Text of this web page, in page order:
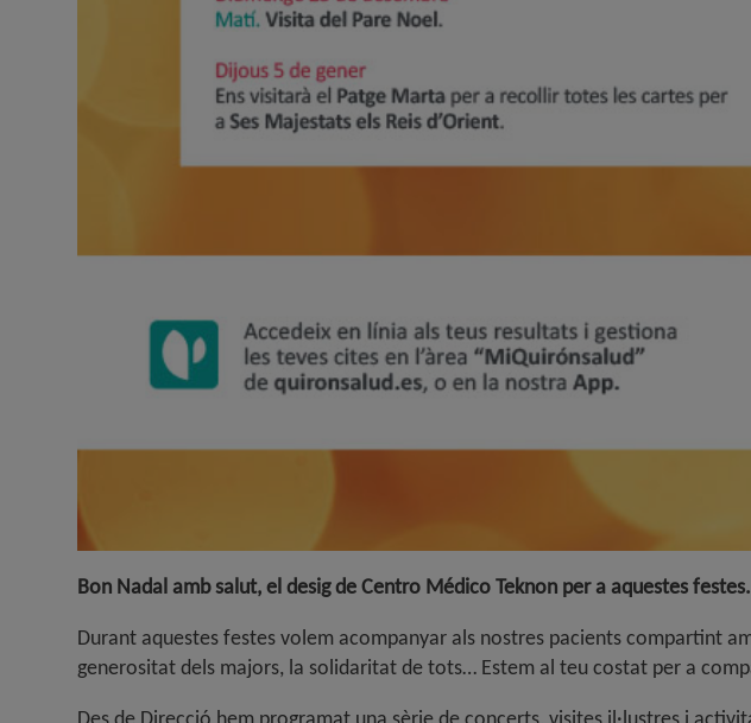
Bon Nadal amb salut, el desig de Centro Médico Teknon per a aquestes festes.
Durant aquestes festes volem acompanyar als nostres pacients compartint
generositat dels majors, la solidaritat de tots… Estem al teu costat per a